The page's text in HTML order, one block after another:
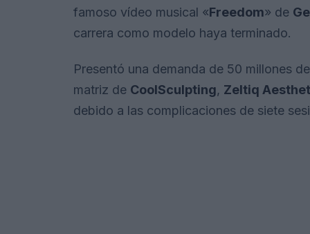
famoso vídeo musical «Freedom» de
carrera como modelo haya terminado.
Presentó una demanda de 50 millones
matriz de CoolSculpting, Zeltiq
debido a las complicaciones de siete